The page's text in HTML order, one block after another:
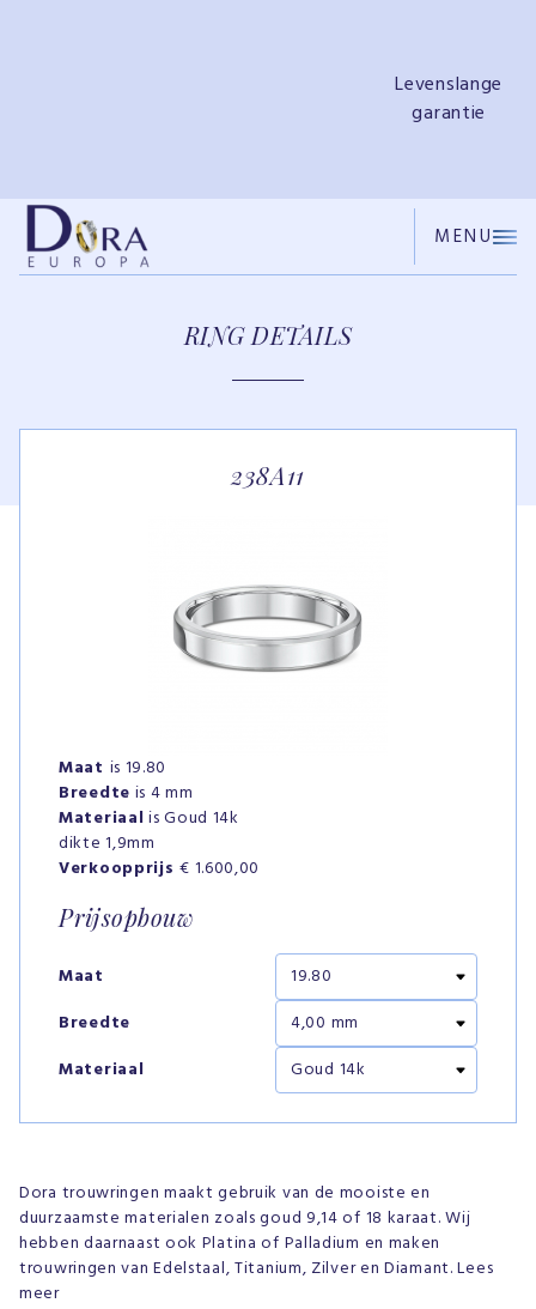
Gratis
ringendoosje
MENU
RING DETAILS
238A11
Maat is 19.80
Breedte is 4 mm
Materiaalis Goud 14k
dikte 1,9mm
Verkoopprijs€ 1.600,00
Prijsopbouw
Maat
Breedte
Materiaal
Dora trouwringen maakt gebruik van de mooiste en
duurzaamste materialen zoals goud 9,14 of 18 karaat. Wij
hebben daarnaast ook Platina of Palladium en maken
trouwringen van Edelstaal, Titanium, Zilver en Diamant. Lees
meer